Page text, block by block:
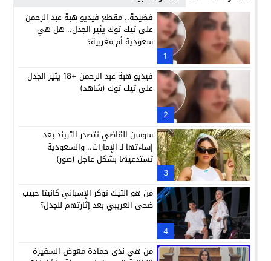
1
فضيحة.. مقطع فيديو هبة عبد الرحمن
على تيك توك يثير الجدل.. هل هي
سعودية أم مغربية؟
2
فيديو هبة عبد الرحمن +18 يثير الجدل
على تيك توك (شاهد)
3
سوسن القاضي تتصدر التريند بعد
إساءتها لـ الإمارات.. والسعودية
تستدعيها بشكل عاجل (صور)
4
من هو التيك توكر الإسباني كانيتا حبيب
ضحى العريبي بعد إثارتهم للجدل؟
من هي ندى حمادة معوض السفيرة